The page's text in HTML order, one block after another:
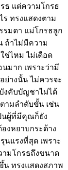
ธ แต่ความโกรธ
ทรงแสดงตาม
รมดา แม่โกรธลูก
ถ้าไม่มีความ
ช่ไหม ไม่เดือด
มาก เพราะว่ามี
ย่างนั้น ไม่ควรจะ
งคับบัญชาไม่ได้
ามลำดับขั้น เช่น
นผู้ที่มีคุณก็ยัง
งหยาบกระด้าง
นแรงที่สุด เพราะ
ามโกรธถึงขนาด
น ทรงแสดงสภาพ